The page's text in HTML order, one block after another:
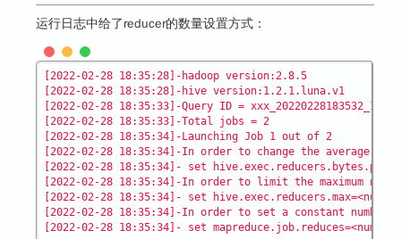
运行日志中给了reducer的数量设置方式：
[2022-02-28 18:35:28]-hadoop version:2.8.5
[2022-02-28 18:35:28]-hive version:1.2.1.luna.v1
[2022-02-28 18:35:33]-Query ID =
[2022-02-28 18:35:33]-Total jobs = 2
[2022-02-28 18:35:34]-Launching Job 1 out of 2
[2022-02-28 18:35:34]-In order to change the average
[2022-02-28 18:35:34]- set
[2022-02-28 18:35:34]-In order to limit the maximum
[2022-02-28 18:35:34]- set
[2022-02-28 18:35:34]-In order to set a constant number